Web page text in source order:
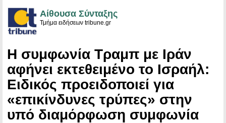
Αίθουσα Σύνταξης
Τμήμα ειδήσεων tribune.gr
Η συμφωνία Τραμπ με Ιράν
αφήνει εκτεθειμένο το Ισραήλ:
Ειδικός προειδοποιεί για
«επικίνδυνες τρύπες» στην
υπό διαμόρφωση συμφωνία